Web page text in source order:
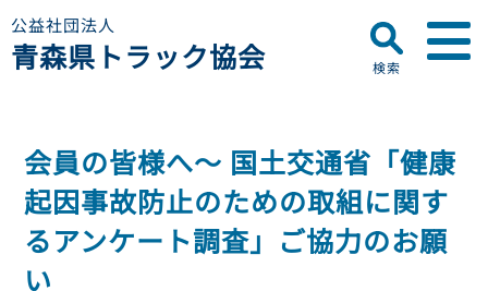
公益社団法人
青森県トラック協会
プロフィール
ディスクロージャー
会員名簿
研修センターのご案内
お知らせ ▼
青森県トラック協会
行政・他団体
助成事業
検索
会員の皆様へ～ 国土交通省「健康
起因事故防止のための取組に関す
るアンケート調査」ご協力のお願
い